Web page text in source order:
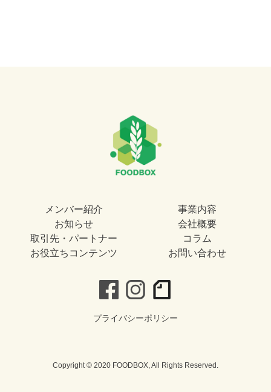
メンバー紹介
事業内容
お知らせ
会社概要
取引先・パートナー
コラム
お役立ちコンテンツ
お問い合わせ
プライバシーポリシー
Copyright © 2020 FOODBOX, All Rights Reserved.